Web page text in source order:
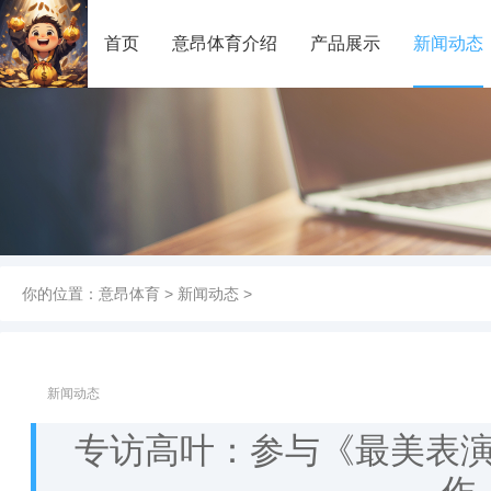
首页 意昂体育介绍 产品展示 新闻动态
你的位置： 意昂体育 > 新闻动态 >
新闻动态
专访高叶：参与《最美表